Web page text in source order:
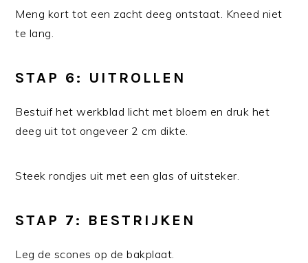
Meng kort tot een zacht deeg ontstaat. Kneed niet
te lang.
STAP 6: UITROLLEN
Bestuif het werkblad licht met bloem en druk het
deeg uit tot ongeveer 2 cm dikte.
Steek rondjes uit met een glas of uitsteker.
STAP 7: BESTRIJKEN
Leg de scones op de bakplaat.